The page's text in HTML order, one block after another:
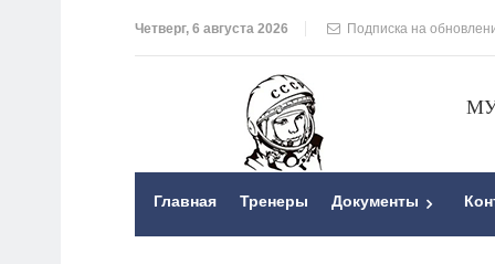
Четверг, 6 августа 2026 Подписка на
Главная Тренеры Документы